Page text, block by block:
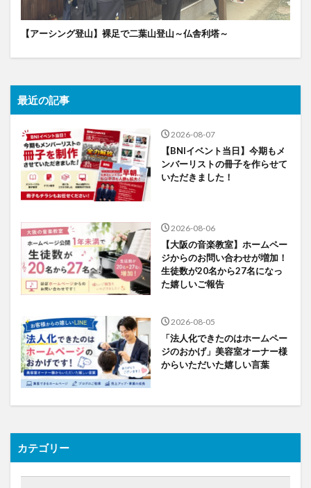
【アーシング登山】裸足で二葉山登山～仏舎利塔～
最近の記事
2026-08-07
【BNIイベント当日】今期もメ
ンバーリストの冊子を作らせて
いただきました！
2026-08-06
【大阪の音楽教室】ホームペー
ジからのお問い合わせが増加！
生徒数が20名から27名になっ
た嬉しいご報告
2026-08-05
「法人化できたのはホームペー
ジのおかげ」美容室オーナー様
からいただいた嬉しい言葉
カテゴリー